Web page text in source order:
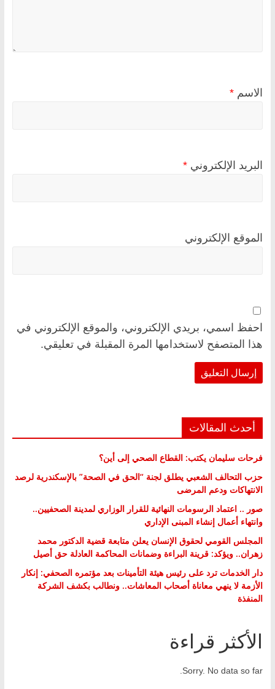
الاسم *
البريد الإلكتروني *
الموقع الإلكتروني
احفظ اسمي، بريدي الإلكتروني، والموقع الإلكتروني في
هذا المتصفح لاستخدامها المرة المقبلة في تعليقي.
أحدث المقالات
فرحات سليمان يكتب: القطاع الصحي إلى أين؟
حزب التحالف الشعبي يطلق لجنة “الحق في الصحة” بالإسكندرية لرصد
الانتهاكات ودعم المرضى
صور .. اعتماد الرسومات النهائية للقرار الوزاري لمدينة الصحفيين..
وانتهاء أعمال إنشاء المبنى الإداري
المجلس القومي لحقوق الإنسان يعلن متابعة قضية الدكتور محمد
زهران.. ويؤكد: قرينة البراءة وضمانات المحاكمة العادلة حق أصيل
دار الخدمات ترد على رئيس هيئة التأمينات بعد مؤتمره الصحفي: إنكار
الأزمة لا ينهي معاناة أصحاب المعاشات.. ونطالب بكشف الشركة
المنفذة
الأكثر قراءة
Sorry. No data so far.